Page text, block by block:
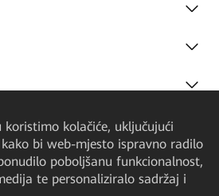
kolačiće, uključujući
bi web-mjesto ispravno radilo
poboljšanu funkcionalnost,
te personaliziralo sadržaj i